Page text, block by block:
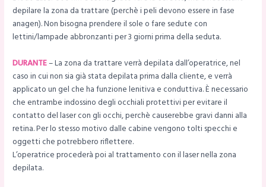
depilare la zona da trattare (perchè i peli devono essere in fase
anagen). Non bisogna prendere il sole o fare sedute con
lettini/lampade abbronzanti per 3 giorni prima della seduta.
DURANTE– La zona da trattare verrà depilata dall’operatrice, nel
caso in cui non sia già stata depilata prima dalla cliente, e verrà
applicato un gel che ha funzione lenitiva e conduttiva. È necessario
che entrambe indossino degli occhiali protettivi per evitare il
contatto del laser con gli occhi, perchè causerebbe gravi danni alla
retina. Per lo stesso motivo dalle cabine vengono tolti specchi e
oggetti che potrebbero riflettere.
L’operatrice procederà poi al trattamento con il laser nella zona
depilata.